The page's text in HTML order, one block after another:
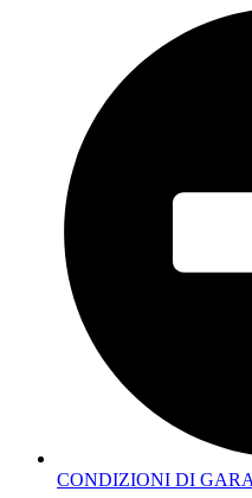
CONDIZIONI DI